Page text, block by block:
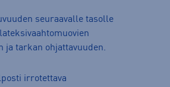
seuraavalle tasolle
ja tarkan ohjattavuuden.
irrotettava